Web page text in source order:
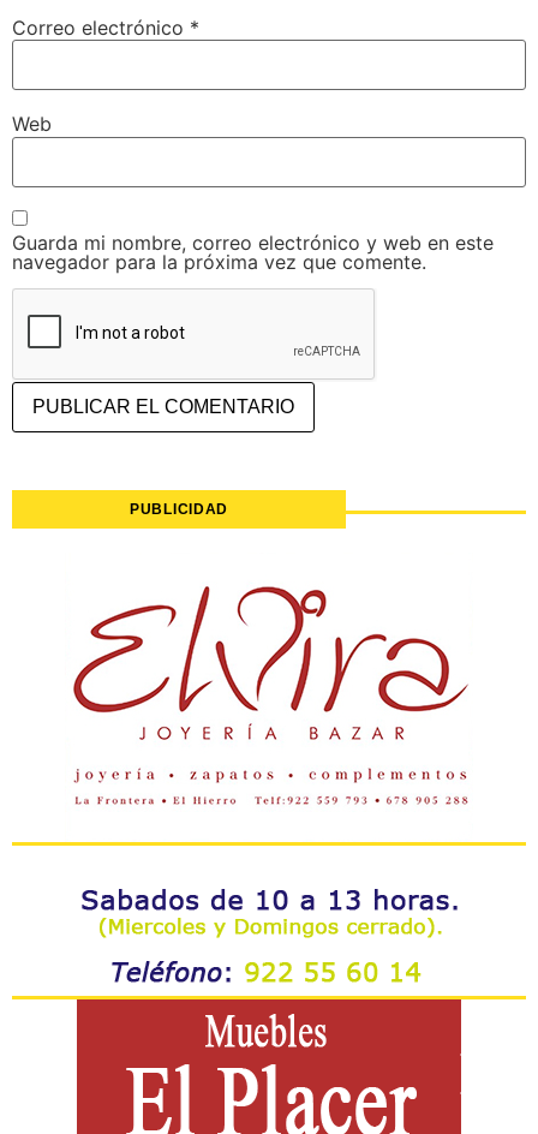
Correo electrónico *
Web
Guarda mi nombre, correo electrónico y web en este
navegador para la próxima vez que comente.
PUBLICIDAD